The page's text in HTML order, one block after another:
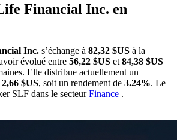
Financial Inc. en
Inc. s’échange à 82,32 $US à la
évolué entre 56,22 $US et 84,38 $US
Elle distribue actuellement un
2,66 $US, soit un rendement de 3.24%. Le
SLF dans le secteurFinance .